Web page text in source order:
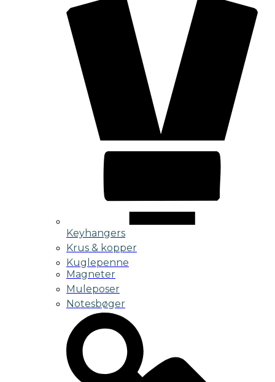
Keyhangers
Krus & kopper
Kuglepenne
Magneter
Muleposer
Notesbøger